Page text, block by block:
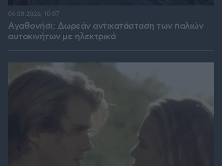
Αγαθονήσι: Δωρεάν αντικατάσταση των παλιών
αυτοκινήτων με ηλεκτρικά
06.08.2026, 10:07